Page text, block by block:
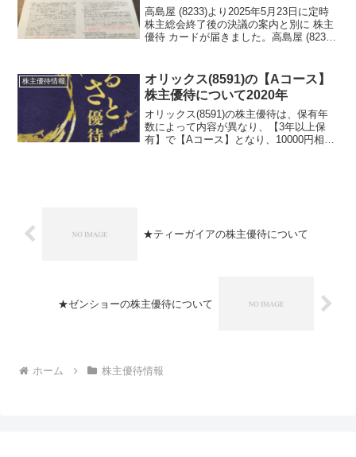
高島屋 (8233)より2025年5月23日に定時
株主総会終了後の決議の案内と別に 株主
優待 カードが届きました。高島屋 (8233)
は、百貨店の高島屋の運営会...
株主優待情報
オリックス(8591)の【Aコース】
株主優待について2020年
オリックス(8591)の株主優待は、保有年
数によって内容が異なり、【3年以上保
有】で【Aコース】となり、10000円相当
★ティーガイアの株主優待について
★ゼンショーの株主優待について
ホーム 株主優待情報